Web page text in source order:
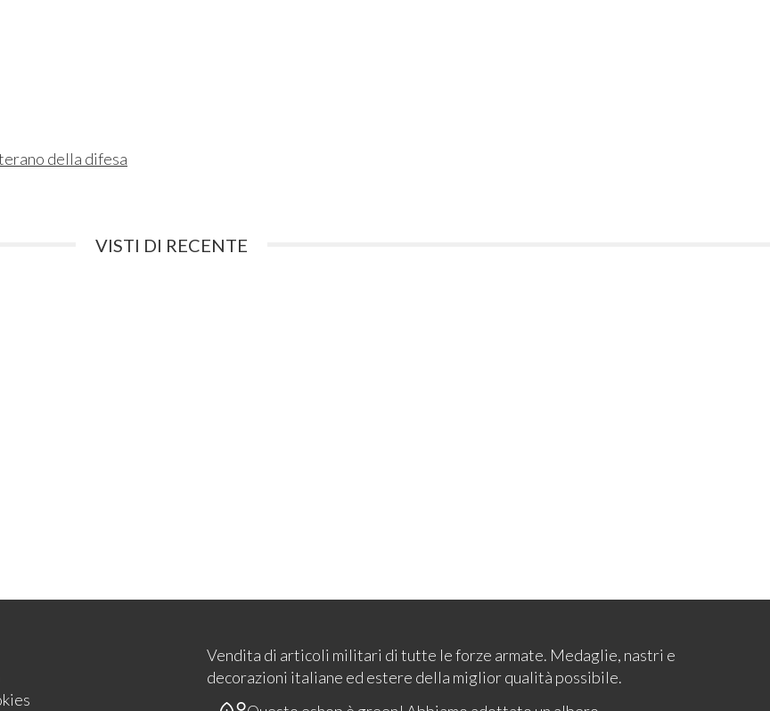
della difesa
VISTI DI RECENTE
Vendita di articoli militari di tutte le forze armate. Medaglie, nastri e
decorazioni italiane ed estere della miglior qualità possibile.